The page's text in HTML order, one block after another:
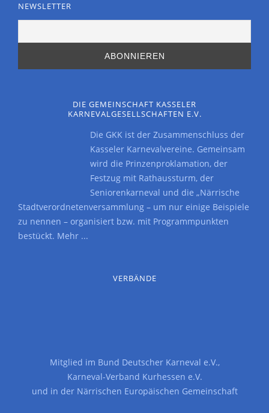
NEWSLETTER
DIE GEMEINSCHAFT KASSELER
KARNEVALGESELLSCHAFTEN E.V.
Die GKK ist der Zusammenschluss der
Kasseler Karnevalvereine. Gemeinsam
wird die Prinzenproklamation, der
Festzug mit Rathaussturm, der
Seniorenkarneval und die „Närrische
Stadtverordnetenversammlung – um nur einige Beispiele
zu nennen – organisiert bzw. mit Programmpunkten
bestückt. Mehr ...
VERBÄNDE
Mitglied im Bund Deutscher Karneval e.V.,
Karneval-Verband Kurhessen e.V.
und in der Närrischen Europäischen Gemeinschaft